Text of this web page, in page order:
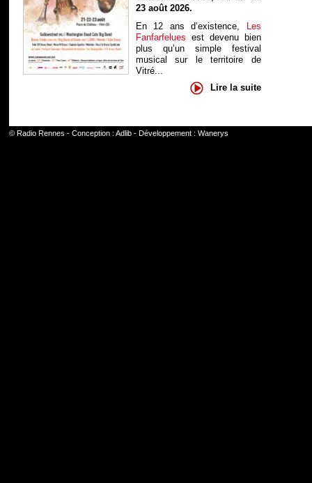
23 août 2026.
En 12 ans d’existence, Les
Fanfarfelues est devenu bien
plus qu’un simple festival
musical sur le territoire de
Vitré...
Lire la suite
© Radio Rennes - Conception : Adlib- Développement : Wanerys